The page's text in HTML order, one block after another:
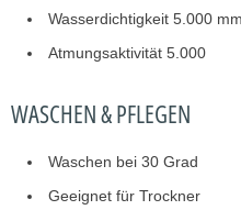
Wasserdichtigkeit 5.000 mm
Atmungsaktivität 5.000
WASCHEN & PFLEGEN
Waschen bei 30 Grad
Geeignet für Trockner